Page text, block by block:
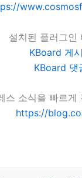
설치된 플러그
KBoard 게
KBoard 댓
스 소식을 빠르
https://